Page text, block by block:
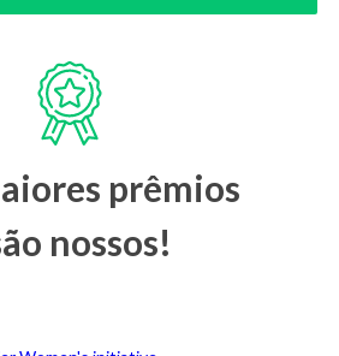
prêmios
nossos!